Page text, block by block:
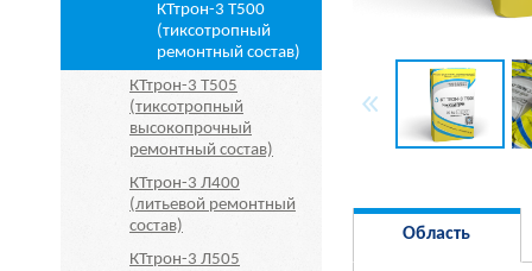
КТтрон-3 Т500
(тиксотропный
ремонтный состав)
КТтрон-3 Т505
(тиксотропный
высокопрочный
ремонтный состав)
КТтрон-3 Л400
(литьевой ремонтный
состав)
КТтрон-3 Л505
Область